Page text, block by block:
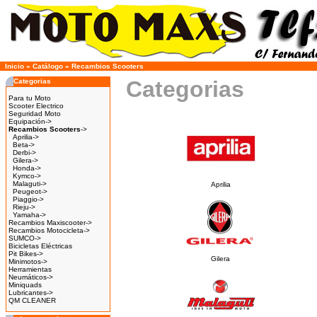
Inicio » Catálogo » Recambios Scooters
Categorias
Para tu Moto
Scooter Electrico
Seguridad Moto
Equipación->
Recambios Scooters->
Aprilia->
Beta->
Derbi->
Gilera->
Honda->
Kymco->
Malaguti->
Peugeot->
Piaggio->
Rieju->
Yamaha->
Recambios Maxiscooter->
Recambios Motocicleta->
SUMCO->
Bicicletas Eléctricas
Pit Bikes->
Minimotos->
Herramientas
Neumáticos->
Miniquads
Lubricantes->
QM CLEANER
Categorias
Aprilia
Gilera